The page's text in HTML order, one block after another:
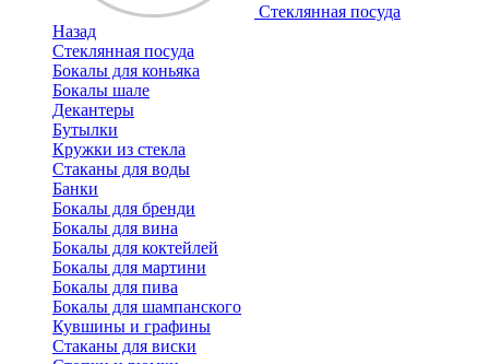
Стеклянная посуда
Назад
Стеклянная посуда
Бокалы для коньяка
Бокалы шале
Декантеры
Бутылки
Кружки из стекла
Стаканы для воды
Банки
Бокалы для бренди
Бокалы для вина
Бокалы для коктейлей
Бокалы для мартини
Бокалы для пива
Бокалы для шампанского
Кувшины и графины
Стаканы для виски